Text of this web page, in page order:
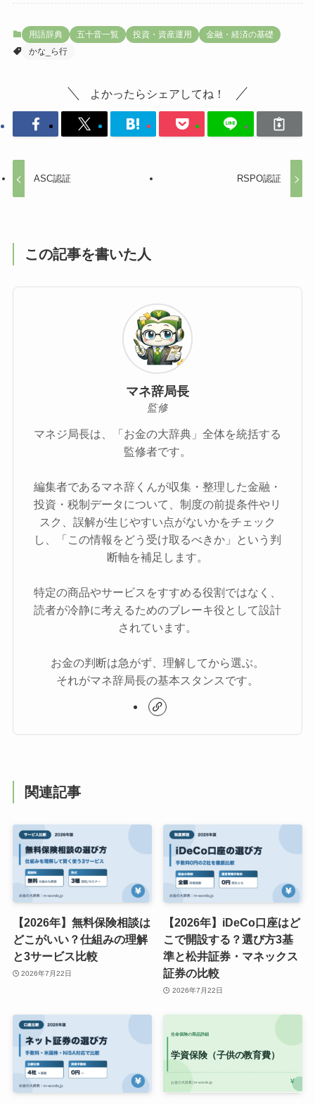
用語辞典 五十音一覧 投資・資産運用
金融・経済の基礎
かな_ら行
よかったらシェアしてね！
ASC認証 RSPO認証
この記事を書いた人
マネ辞局長
監修
マネジ局長は、「お金の大辞典」全体を統括する
監修者です。
編集者であるマネ辞くんが収集・整理した金融・
投資・税制データについて、制度の前提条件やリ
スク、誤解が生じやすい点がないかをチェック
し、「この情報をどう受け取るべきか」という判
断軸を補足します。
特定の商品やサービスをすすめる役割ではなく、
読者が冷静に考えるためのブレーキ役として設計
されています。
お金の判断は急がず、理解してから選ぶ。
それがマネ辞局長の基本スタンスです。
関連記事
【2026年】無料保険相談は
どこがいい？仕組みの理解
と3サービス比較
2026年7月22日
【2026年】iDeCo口座はど
こで開設する？選び方3基
準と松井証券・マネックス
証券の比較
2026年7月22日